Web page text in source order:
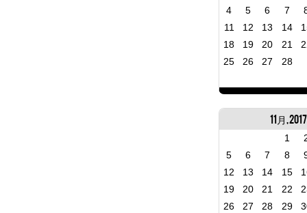
4
5 6 7
11
12 13 14
18
19 20 21
25
26 27 28
11月, 2017
1
5
6 7 8
12
13 14 15
19
20 21 22
26
27 28 29